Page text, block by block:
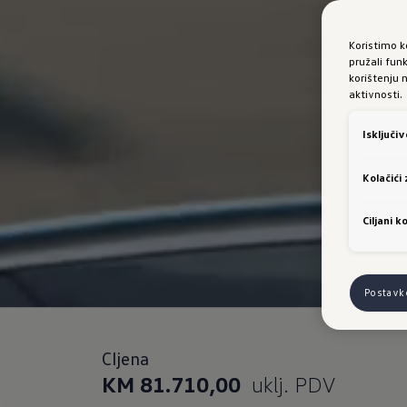
CIjena
KM 81.710,00 uklj. PDV
Koristimo
pružali
korištenju
aktivnosti.
Kolačići
Ciljani